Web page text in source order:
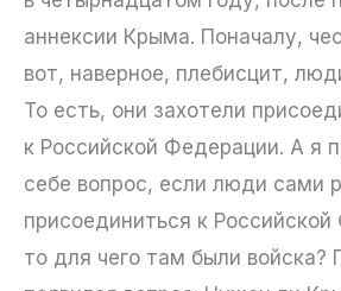
аннексии Крыма. Поначалу,
вот, наверное, плебисцит,
То есть, они захотели
к Российской Федерации. А я
себе вопрос, если люди сами
присоединиться к
то для чего там были войска?